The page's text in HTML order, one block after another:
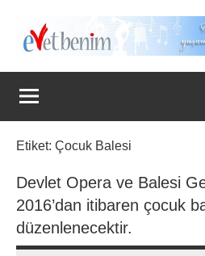
Evet
Benim
Etiket: Çocuk Balesi
Devlet Opera ve Balesi
2016’dan itibaren çocuk
düzenlenecektir.